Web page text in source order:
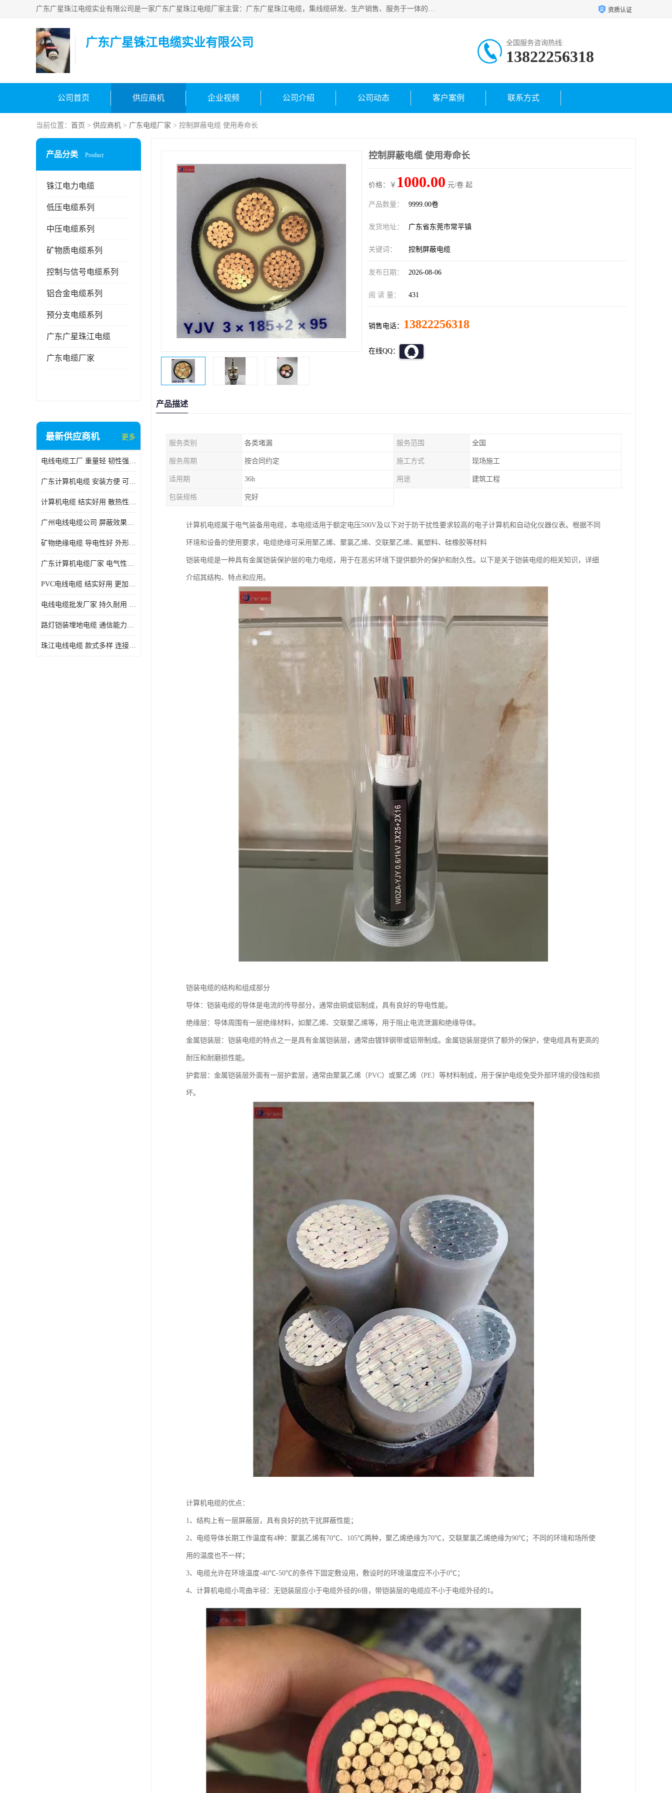
广东广星珠江电缆实业有限公司是一家广东广星珠江电缆厂家主营：广东广星珠江电缆，集线缆研发、生产销售、服务于一体的生产企业。公司自创立以来，确立了“广星珠江电缆，您的一站式采购”的战略发展口号，明确了将广星珠江打造成“线缆产品种类覆盖较广较全、质量较优、服务较好的大型综合性*化生产企业”的发展目标。 资质认证
广东广星铢江电缆实业有限公司 全国服务咨询热线:
13822256318
公司首页 供应商机 企业视频 公司介绍 公司动态 客户案例 联系方式
当前位置： 首页 > 供应商机 > 广东电缆厂家 > 控制屏蔽电缆 使用寿命长
产品分类 Product
铢江电力电缆
低压电缆系列
中压电缆系列
矿物质电缆系列
控制与信号电缆系列
铝合金电缆系列
预分支电缆系列
广东广星珠江电缆
广东电缆厂家
最新供应商机 更多
电线电缆工厂 重量轻 韧性强 体积小 连接简单
广东计算机电缆 安装方便 可随意弯曲折叠
计算机电缆 结实好用 散热性良好
广州电线电缆公司 屏蔽效果良好 拆卸安装方便
矿物绝缘电缆 导电性好 外形美观大方
广东计算机电缆厂家 电气性能稳定 外形美观大方
PVC电线电缆 结实好用 更加省时省力
电线电缆批发厂家 持久耐用 铜芯含量高
路灯铠装埋地电缆 通信能力强 受外界干扰小
珠江电线电缆 款式多样 连接可靠安全
控制屏蔽电缆 使用寿命长
价格：￥ 1000.00 元/卷 起
产品数量： 9999.00卷
发货地址： 广东省东莞市常平镇
关键词： 控制屏蔽电缆
发布日期： 2026-08-06
阅 读 量： 431
销售电话： 13822256318
在线QQ：
产品描述
服务类别 各类堵漏 服务范围 全国
服务周期 按合同约定 施工方式 现场施工
适用期 36h 用途 建筑工程
包装规格 完好
计算机电缆属于电气装备用电缆，本电缆适用于额定电压500V及以下对于防干扰性要求较高的电子计算机和自动化仪器仪表。根据不同
环境和设备的使用要求，电缆绝缘可采用聚乙烯、聚氯乙烯、交联聚乙烯、氟塑料、硅橡胶等材料
铠装电缆是一种具有金属铠装保护层的电力电缆，用于在恶劣环境下提供额外的保护和耐久性。以下是关于铠装电缆的相关知识，详细
介绍其结构、特点和应用。
铠装电缆的结构和组成部分
导体：铠装电缆的导体是电流的传导部分，通常由铜或铝制成，具有良好的导电性能。
绝缘层：导体周围有一层绝缘材料，如聚乙烯、交联聚乙烯等，用于阻止电流泄漏和绝缘导体。
金属铠装层：铠装电缆的特点之一是具有金属铠装层，通常由镀锌钢带或铝带制成。金属铠装层提供了额外的保护，使电缆具有更高的
耐压和耐磨损性能。
护套层：金属铠装层外面有一层护套层，通常由聚氯乙烯（PVC）或聚乙烯（PE）等材料制成，用于保护电缆免受外部环境的侵蚀和损
坏。
计算机电缆的优点：
1、结构上有一层屏蔽层，具有良好的抗干扰屏蔽性能；
2、电缆导体长期工作温度有4种：聚氯乙烯有70℃、105℃两种，聚乙烯绝缘为70℃，交联聚氯乙烯绝缘为90℃；不同的环境和场所使
用的温度也不一样；
3、电缆允许在环境温度-40℃-50℃的条件下固定敷设用，敷设时的环境温度应不小于0℃；
4、计算机电缆小弯曲半径：无铠装层应小于电缆外径的6倍，带铠装层的电缆应不小于电缆外径的1。